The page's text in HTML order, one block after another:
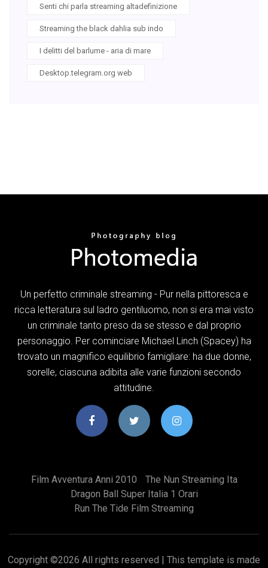
Senti chi parla streaming altadefinizione
Streaming the black dahlia sub indo
I delitti del barlume - aria di mare
Desktop.telegram.org web
Un perfetto criminale streaming - Pur nella pittoresca e
ricca letteratura sul ladro gentiluomo, non si era mai visto
un criminale tanto preso da se stesso e dal proprio
personaggio. Per cominciare Michael Linch (Spacey) ha
trovato un magnifico equilibrio famigliare: ha due donne,
sorelle, ciascuna adibita alle varie funzioni secondo
attitudine.
Film Avventura Anni 2010
The Nun Streaming Ita
Dragon Ball Super Italia 1 Orari
Run The Tide Film Streaming
Copyright ©2026 All rights reserved | This template is made